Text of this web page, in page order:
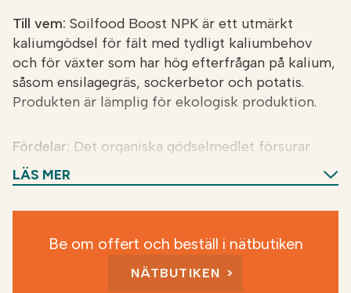
Till vem: Soilfood Boost NPK är ett utmärkt
kaliumgödsel för fält med tydligt kaliumbehov
och för växter som har hög efterfrågan på kalium,
såsom ensilagegräs, sockerbetor och potatis.
Produkten är lämplig för ekologisk produktion.
Fördelar: Det organiska gödselmedlet försurar
inte jorden och ökar den biologiska aktiviteten i
jorden. Produkten kombinerar alla
kaliumgödsel och är därför särskilt lämplig för
gödsling av potatis, sockerbetor, gräs och
LÄS MER
Be om offert och beställ i nätbutiken
NÄTBUTIKEN